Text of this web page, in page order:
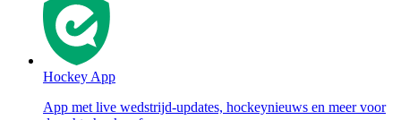
Hockey App
App met live wedstrijd-updates, hockeynieuws en meer voor